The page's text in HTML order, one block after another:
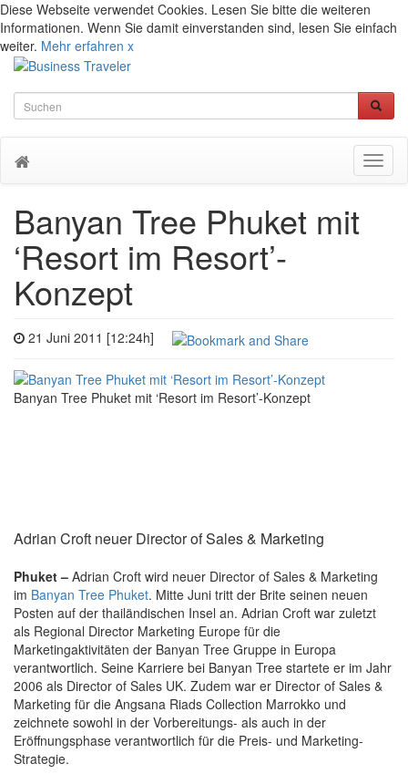
Diese Webseite verwendet Cookies. Lesen Sie bitte die weiteren
Informationen. Wenn Sie damit einverstanden sind, lesen Sie einfach
weiter. Mehr erfahren x
Banyan Tree Phuket mit
‘Resort im Resort’-
Konzept
21 Juni 2011 [12:24h]
Banyan Tree Phuket mit ‘Resort im Resort’-Konzept
Adrian Croft neuer Director of Sales & Marketing
Phuket – Adrian Croft wird neuer Director of Sales & Marketing
im Banyan Tree Phuket. Mitte Juni tritt der Brite seinen neuen
Posten auf der thailändischen Insel an. Adrian Croft war zuletzt
als Regional Director Marketing Europe für die
Marketingaktivitäten der Banyan Tree Gruppe in Europa
verantwortlich. Seine Karriere bei Banyan Tree startete er im Jahr
2006 als Director of Sales UK. Zudem war er Director of Sales &
Marketing für die Angsana Riads Collection Marrokko und
zeichnete sowohl in der Vorbereitungs- als auch in der
Eröffnungsphase verantwortlich für die Preis- und Marketing-
Strategie.